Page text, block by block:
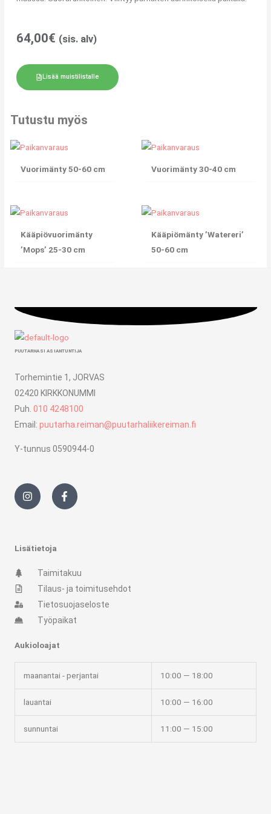
64,00€ (sis. alv)
Lisää muistilistalle
Tutustu myös
Vuorimänty 50-60 cm Vuorimänty 30-40 cm
Kääpiövuorimänty
’Mops’ 25-30 cm
Kääpiömänty ’Watereri’
50-60 cm
PUUTARHASI ASIANTUNTIJA
Torhemintie 1, JORVAS
02420 KIRKKONUMMI
Puh. 010 4248100
Email: puutarha.reiman@puutarhaliikereiman.fi
Y-tunnus 0590944-0
I
n
s
t
r
a
F
a
c
e
f
Lisätietoja
Taimitakuu
Tilaus- ja toimitusehdot
Tietosuojaseloste
Työpaikat
Aukioloajat
maanantai - perjantai 10:00 — 18:00
lauantai 10:00 — 16:00
sunnuntai 11:00 — 15:00